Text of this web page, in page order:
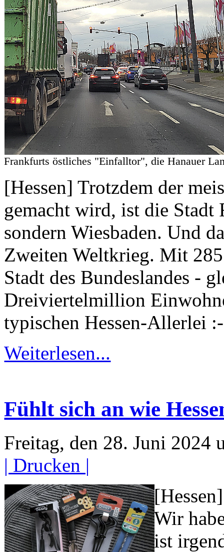
Frankfurts östliches "Einfalltor", die Hanauer
[Hessen] Trotzdem der
gemacht wird, ist die Stadt
sondern Wiesbaden. Und
Zweiten Weltkrieg. Mit
Stadt des Bundeslandes -
Dreiviertelmillion
typischen Hessen-Allerlei
Weiterlesen...
Fühlt sich an wie
Freitag, den 28. Juni 2024
| Drucken |
Wir
ist